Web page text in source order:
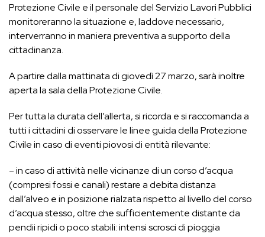
Protezione Civile e il personale del Servizio Lavori Pubblici
monitoreranno la situazione e, laddove necessario,
interverranno in maniera preventiva a supporto della
cittadinanza.
A partire dalla mattinata di giovedì 27 marzo, sarà inoltre
aperta la sala della Protezione Civile.
Per tutta la durata dell’allerta, si ricorda e si raccomanda a
tutti i cittadini di osservare le linee guida della Protezione
Civile in caso di eventi piovosi di entità rilevante:
– in caso di attività nelle vicinanze di un corso d’acqua
(compresi fossi e canali) restare a debita distanza
dall’alveo e in posizione rialzata rispetto al livello del corso
d’acqua stesso, oltre che sufficientemente distante da
pendii ripidi o poco stabili: intensi scrosci di pioggia